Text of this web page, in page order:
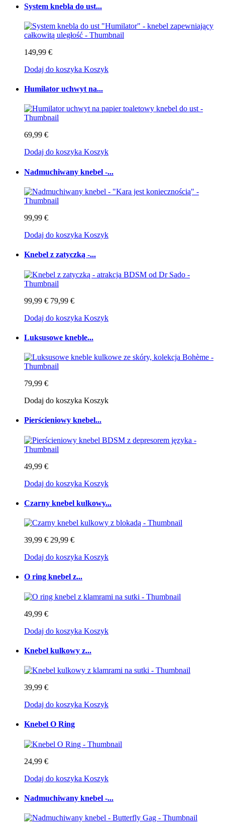
System knebla do ust...
149,99 €
Dodaj do koszyka Koszyk
Humilator uchwyt na...
69,99 €
Dodaj do koszyka Koszyk
Nadmuchiwany knebel -...
99,99 €
Dodaj do koszyka Koszyk
Knebel z zatyczką -...
99,99 € 79,99 €
Dodaj do koszyka Koszyk
Luksusowe kneble...
79,99 €
Dodaj do koszyka Koszyk
Pierścieniowy knebel...
49,99 €
Dodaj do koszyka Koszyk
Czarny knebel kulkowy...
39,99 € 29,99 €
Dodaj do koszyka Koszyk
O ring knebel z...
49,99 €
Dodaj do koszyka Koszyk
Knebel kulkowy z...
39,99 €
Dodaj do koszyka Koszyk
Knebel O Ring
24,99 €
Dodaj do koszyka Koszyk
Nadmuchiwany knebel -...